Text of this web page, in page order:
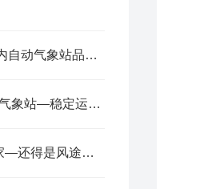
气象仪器/推送：国内自动气象站品牌—自动气象站厂商有哪些
查找: 口碑好的自动气象站—稳定运行的气象环境监测设备
良好农业气象站厂家—还得是风途科技！